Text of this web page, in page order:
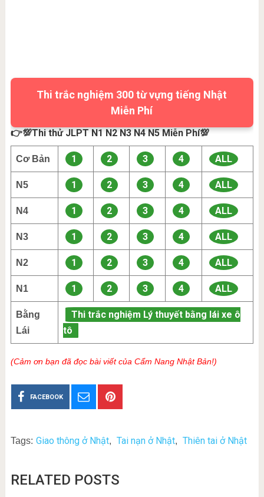
Thi trắc nghiệm 300 từ vựng tiếng Nhật
Miễn Phí
👉💯Thi thử JLPT N1 N2 N3 N4 N5 Miễn Phí💯
Cơ Bản 1 2 3 4 ALL
N5 1 2 3 4 ALL
N4 1 2 3 4 ALL
N3 1 2 3 4 ALL
N2 1 2 3 4 ALL
N1 1 2 3 4 ALL
Bằng
Lái
Thi trắc nghiệm Lý thuyết bằng lái xe ô
tô
(Cảm ơn bạn đã đọc bài viết của Cẩm Nang Nhật Bản!)
FACEBOOK
Tags: Giao thông ở Nhật, Tai nạn ở Nhật, Thiên tai ở Nhật
RELATED POSTS